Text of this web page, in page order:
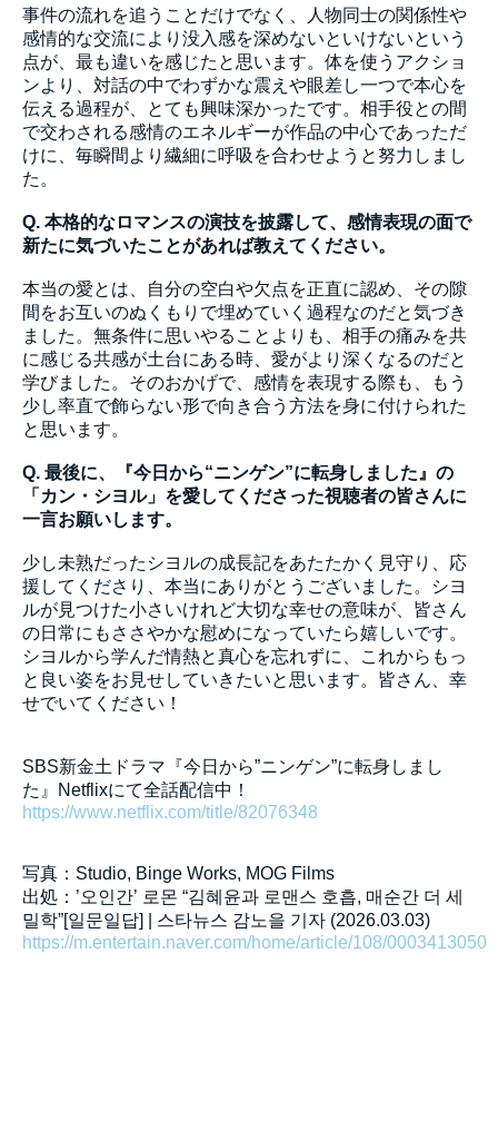
事件の流れを追うことだけでなく、人物同士の関係性や
感情的な交流により没入感を深めないといけないという
点が、最も違いを感じたと思います。体を使うアクショ
ンより、対話の中でわずかな震えや眼差し一つで本心を
伝える過程が、とても興味深かったです。相手役との間
で交わされる感情のエネルギーが作品の中心であっただ
けに、毎瞬間より繊細に呼吸を合わせようと努力しまし
た。
Q. 本格的なロマンスの演技を披露して、感情表現の面で
新たに気づいたことがあれば教えてください。
本当の愛とは、自分の空白や欠点を正直に認め、その隙
間をお互いのぬくもりで埋めていく過程なのだと気づき
ました。無条件に思いやることよりも、相手の痛みを共
に感じる共感が土台にある時、愛がより深くなるのだと
学びました。そのおかげで、感情を表現する際も、もう
少し率直で飾らない形で向き合う方法を身に付けられた
と思います。
Q. 最後に、『今日から“ニンゲン”に転身しました』の
「カン・シヨル」を愛してくださった視聴者の皆さんに
一言お願いします。
少し未熟だったシヨルの成長記をあたたかく見守り、応
援してくださり、本当にありがとうございました。シヨ
ルが見つけた小さいけれど大切な幸せの意味が、皆さん
の日常にもささやかな慰めになっていたら嬉しいです。
シヨルから学んだ情熱と真心を忘れずに、これからもっ
と良い姿をお見せしていきたいと思います。皆さん、幸
せでいてください！
SBS新金土ドラマ『今日から”ニンゲン”に転身しまし
た』Netflixにて全話配信中！
https://www.netflix.com/title/82076348
写真：Studio, Binge Works, MOG Films
出処：’오인간’ 로몬 “김혜윤과 로맨스 호흡, 매순간 더 세
밀학”[일문일답] | 스타뉴스 감노을 기자 (2026.03.03)
https://m.entertain.naver.com/home/article/108/0003413050